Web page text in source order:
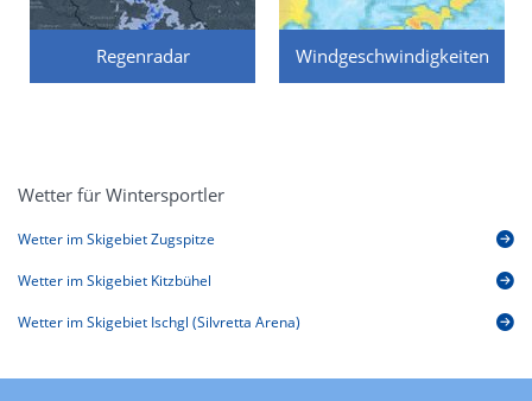
Regenradar Windgeschwindigkeiten
Wetter für Wintersportler
Wetter im Skigebiet Zugspitze
Wetter im Skigebiet Kitzbühel
Wetter im Skigebiet Ischgl (Silvretta Arena)